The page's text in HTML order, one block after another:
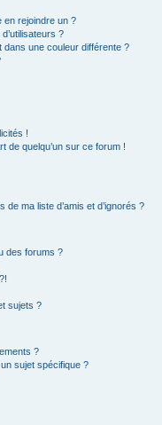
en rejoindre un ?
?
dans une couleur différente ?
!
de quelqu’un sur ce forum !
ma liste d’amis et d’ignorés ?
des forums ?
sujets ?
?
sujet spécifique ?